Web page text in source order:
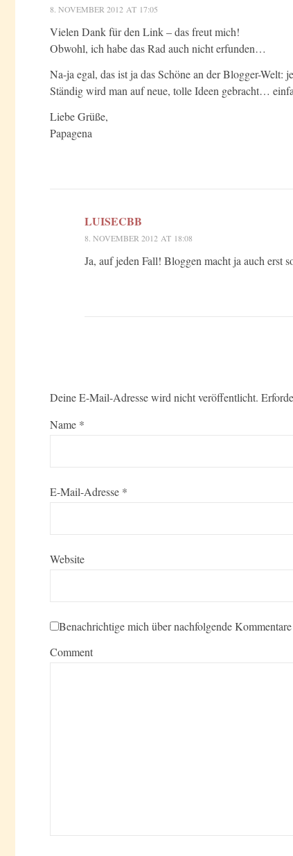
8. NOVEMBER 2012 AT 17:05
Vielen Dank für den Link – das freut mich!
Obwohl, ich habe das Rad auch nicht erfunden…
Na-ja egal, das ist ja das Schöne an der Blogger-Welt:
Ständig wird man auf neue, tolle Ideen gebracht…
Liebe Grüße,
Papagena
LUISECBB
8. NOVEMBER 2012 AT 18:08
Ja, auf jeden Fall! Bloggen macht ja auch erst
Deine E-Mail-Adresse wird nicht veröffentlicht.
Name *
E-Mail-Adresse *
Website
Benachrichtige mich über nachfolgende
Comment